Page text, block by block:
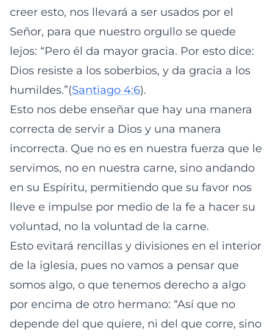
creer esto, nos llevará a ser usados por el
Señor, para que nuestro orgullo se quede
lejos: “Pero él da mayor gracia. Por esto dice:
Dios resiste a los soberbios, y da gracia a los
humildes.”(Santiago 4:6).
Esto nos debe enseñar que hay una manera
correcta de servir a Dios y una manera
incorrecta. Que no es en nuestra fuerza que le
servimos, no en nuestra carne, sino andando
en su Espíritu, permitiendo que su favor nos
lleve e impulse por medio de la fe a hacer su
voluntad, no la voluntad de la carne.
Esto evitará rencillas y divisiones en el interior
de la iglesia, pues no vamos a pensar que
somos algo, o que tenemos derecho a algo
por encima de otro hermano: “Así que no
depende del que quiere, ni del que corre, sino